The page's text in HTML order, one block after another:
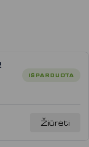
IŠPARDUOTA
Žiūrėti